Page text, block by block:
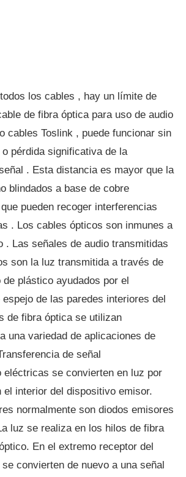
los cables , hay un límite de
de fibra óptica para uso de audio
cables Toslink , puede funcionar sin
o pérdida significativa de la
. Esta distancia es mayor que la
blindados a base de cobre
pueden recoger interferencias
. Los cables ópticos son inmunes a
. Las señales de audio transmitidas
son la luz transmitida a través de
plástico ayudados por el
de las paredes interiores del
de fibra óptica se utilizan
una variedad de aplicaciones de
de señal
eléctricas se convierten en luz por
el interior del dispositivo emisor.
normalmente son diodos emisores
luz se realiza en los hilos de fibra
En el extremo receptor del
convierten de nuevo a una señal